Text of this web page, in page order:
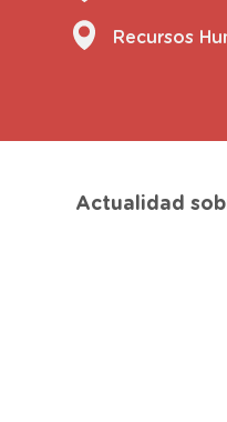
Recursos
Actualidad